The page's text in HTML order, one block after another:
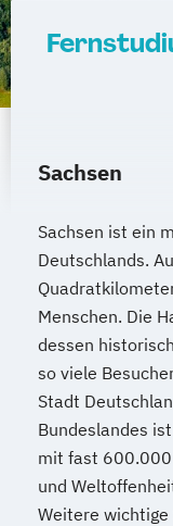
Sachsen
Sachsen ist ein
Deutschlands.
Menschen. Die
dessen
so viele
Stadt
Bundeslandes
mit fast 600.000
und
Weitere wichtige